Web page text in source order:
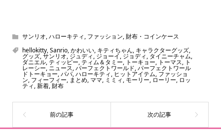
ん！200種以上のトレンディなキャラクターやアニメキャラ
をご紹介しています。生まれたばかりの新しいキャラクタ
ーをいち早く皆さんにお届けすることも、私たちの使命の
ひとつです。
サンリオ,ハローキティ, ファッション,財布・コインケース
hellokitty,Sanrio,かわいい, キティちゃん, キャラクターグッズ,
グッズ,サンリオ, ジュディ, ジョーイ, ジョディ, タイニーチャム,
ダニエル,ティッピー,ティム＆タミー, トーキョー, トーマス, ト
レーシー, ニュース,パーフェクトワールド,パーフェクトワール
ドトーキョー,パパ,ハローキティ, ヒットアイテム, ファッショ
ン, フィーフィー, まとめ, ママ, ミミィ, モーリー, ローリー, ロッ
ティ,新着,財布